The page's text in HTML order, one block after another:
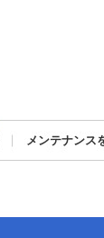
メンテナンス